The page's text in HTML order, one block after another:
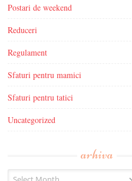
Postari de weekend
Reduceri
Regulament
Sfaturi pentru mamici
Sfaturi pentru tatici
Uncategorized
arhiva
Arhiva